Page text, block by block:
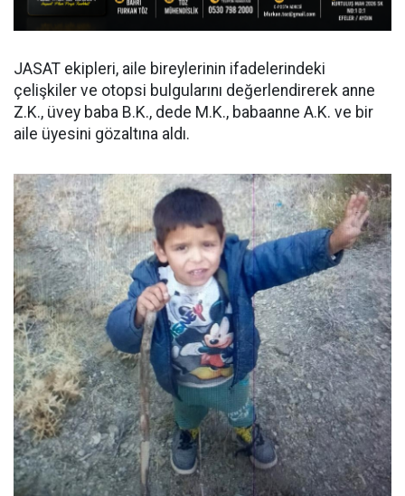
JASAT ekipleri, aile bireylerinin ifadelerindeki
çelişkiler ve otopsi bulgularını değerlendirerek anne
Z.K., üvey baba B.K., dede M.K., babaanne A.K. ve bir
aile üyesini gözaltına aldı.